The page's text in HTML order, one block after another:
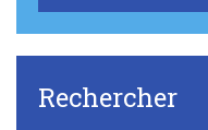
Rechercher